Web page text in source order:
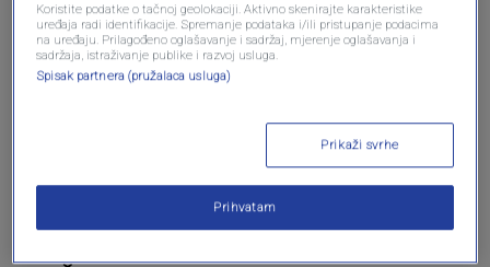
Koristite podatke o tačnoj geolokaciji. Aktivno skenirajte karakteristike
uređaja radi identifikacije. Spremanje podataka i/ili pristupanje podacima
na uređaju. Prilagođeno oglašavanje i sadržaj, mjerenje oglašavanja i
sadržaja, istraživanje publike i razvoj usluga.
Spisak partnera (pružalaca usluga)
Prikaži svrhe
Prihvatam